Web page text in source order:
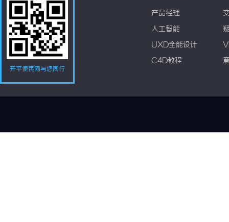
开平便民网与您同行
产品经理
人工智能
UXD全能设计
C4D教程